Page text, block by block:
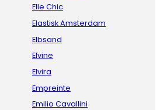
Elle Chic
Elastisk Amsterdam
Elbsand
Elvine
Elvira
Empreinte
Emilio Cavallini